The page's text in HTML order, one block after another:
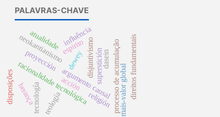
PALAVRAS-CHAVE
argumento causal
superstición
proyección processo de acumulaçãomais-valor global
disjuntivismo
religión
racionalidade tecnológica
tecnología
dewey
teología
direitos fundamentais
espirito
influência
neokantianismo dasein
herança
disposições acción
atualidade